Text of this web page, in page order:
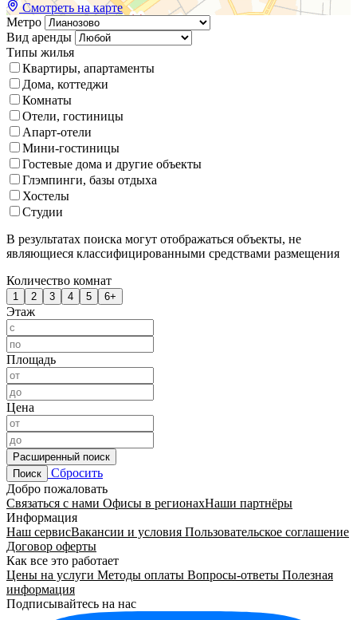
Смотреть на карте
Метро
Вид аренды
Типы жилья
Квартиры, апартаменты
Дома, коттеджи
Комнаты
Отели, гостиницы
Апарт-отели
Мини-гостиницы
Гостевые дома и другие объекты
Глэмпинги, базы отдыха
Хостелы
Студии
В результатах поиска могут отображаться объекты, не
являющиеся классифицированными средствами размещения
Количество комнат
1 2 3 4 5 6+
Этаж
Площадь
Цена
Расширенный поиск
Поиск
Сбросить
Добро пожаловать
Связаться с нами Офисы в регионахНаши партнёры
Информация
Наш сервисВакансии и условия Пользовательское соглашение
Договор оферты
Как все это работает
Цены на услуги Методы оплаты Вопросы-ответы Полезная
информация
Подписывайтесь на нас